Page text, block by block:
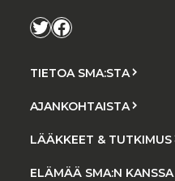
TwitterFacebook
TIETOA SMA:STA
AJANKOHTAISTA
LÄÄKKEET & TUTKIMUS
ELÄMÄÄ SMA:N KANSSA